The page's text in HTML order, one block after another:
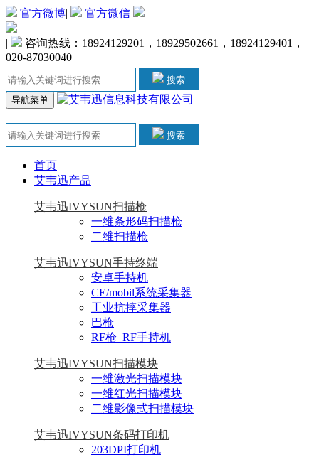
官方微博| 官方微信
|
咨询热线：18924129201，18929502661，18924129401，
020-87030040
搜索
导航菜单
搜索
首页
艾韦迅产品
艾韦迅IVYSUN扫描枪
一维条形码扫描枪
二维扫描枪
艾韦迅IVYSUN手持终端
安卓手持机
CE/mobil系统采集器
工业抗摔采集器
巴枪
RF枪_RF手持机
艾韦迅IVYSUN扫描模块
一维激光扫描模块
一维红光扫描模块
二维影像式扫描模块
艾韦迅IVYSUN条码打印机
203DPI打印机